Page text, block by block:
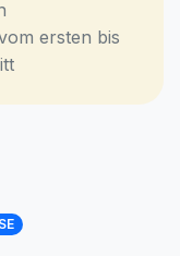
ersten bis